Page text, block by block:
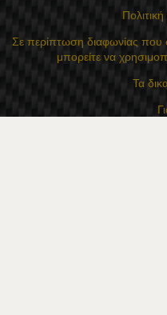
Σε περίπτωση διαφωνίας που
μπορείτε να
Τα